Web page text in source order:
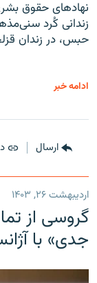
نهادهای حقوق
حبس، در زندان
ادامه خبر
ارسال
اردیبهشت ۲۶, ۱۴۰۳
گروسی از
جدی» با